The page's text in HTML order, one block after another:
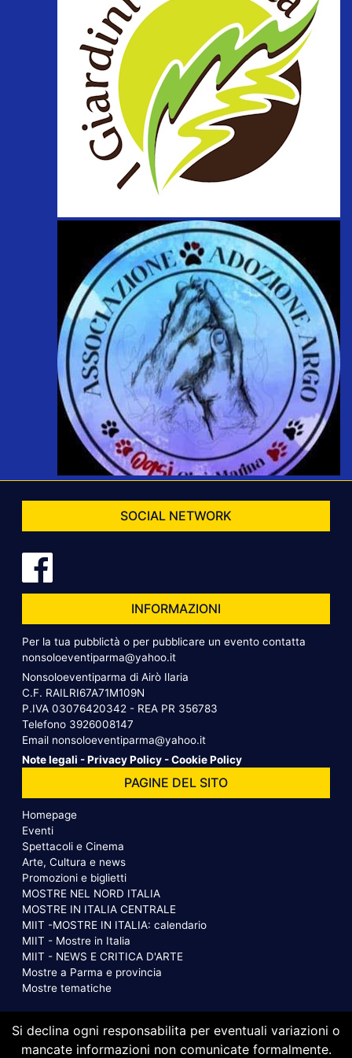
SOCIAL NETWORK
INFORMAZIONI
Per la tua pubblictà o per pubblicare un evento contatta
nonsoloeventiparma@yahoo.it
Nonsoloeventiparma di Airò Ilaria
C.F. RAILRI67A71M109N
P.IVA 03076420342 - REA PR 356783
Telefono 3926008147
Email nonsoloeventiparma@yahoo.it
Note legali -Privacy Policy -Cookie Policy
PAGINE DEL SITO
Homepage
Eventi
Spettacoli e Cinema
Arte, Cultura e news
Promozioni e biglietti
MOSTRE NEL NORD ITALIA
MOSTRE IN ITALIA CENTRALE
MIIT -MOSTRE IN ITALIA: calendario
MIIT - Mostre in Italia
MIIT - NEWS E CRITICA D'ARTE
Mostre a Parma e provincia
Mostre tematiche
Si declina ogni responsabilita per eventuali variazioni o
mancate informazioni non comunicate formalmente.